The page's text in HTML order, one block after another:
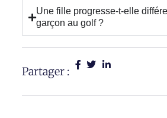
Une fille progresse-t-elle
garçon au golf ?
Partager :